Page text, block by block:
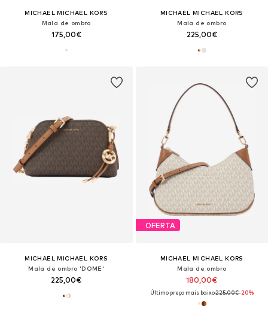
MICHAEL MICHAEL KORS
Mala de ombro
175,00€
MICHAEL MICHAEL KORS
Mala de ombro
225,00€
MICHAEL MICHAEL KORS
Mala de ombro 'DOME'
225,00€
OFERTA
MICHAEL MICHAEL KORS
Mala de ombro
180,00€
Último preço mais baixo:225,00€-20%